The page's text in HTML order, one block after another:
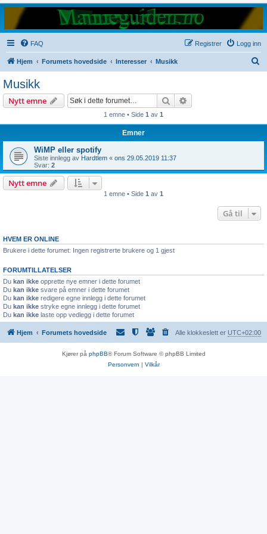
FAQ Logg inn
Registrer
Hjem Forumets hovedside Interesser Musikk
Musikk
Nytt emne Søk
1 emne • Side 1 av 1
Emner
WiMP eller spotify
Siste innlegg av Hardtlem « ons 29.05.2019 11:37
Svar: 2
Nytt emne
1 emne • Side 1 av 1
Gå til
HVEM ER ONLINE
Brukere i dette forumet: Ingen registrerte brukere og 1 gjest
FORUMTILLATELSER
Du kan ikke opprette nye emner i dette forumet
Du kan ikke svare på emner i dette forumet
Du kan ikke redigere egne innlegg i dette forumet
Du kan ikke stryke egne innlegg i dette forumet
Du kan ikke laste opp vedlegg i dette forumet
Hjem Forumets hovedside Alle klokkeslett er UTC+02:00
Kjører på phpBB® Forum Software © phpBB Limited
Personvern | Vilkår